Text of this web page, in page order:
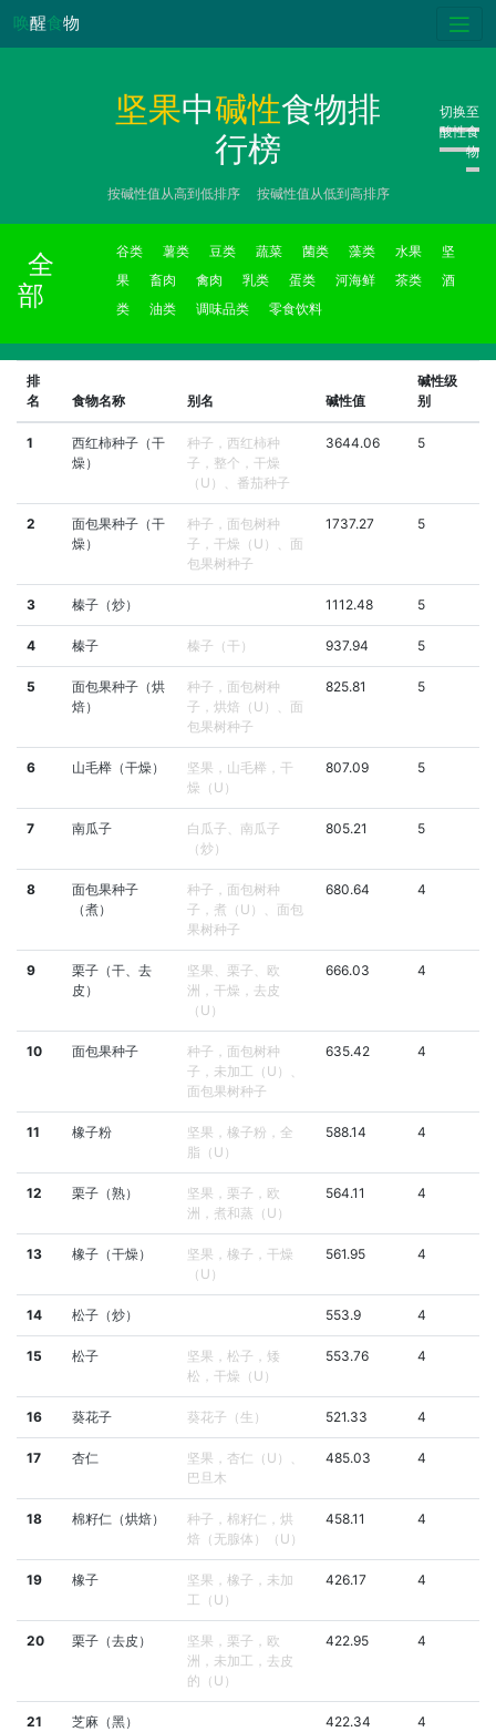
唤醒食物
坚果中碱性食物排
行榜
切换至
酸性食
物
按碱性值从高到低排序 按碱性值从低到高排序
全
部
谷类 薯类 豆类 蔬菜 菌类 藻类 水果
坚
果
畜肉 禽肉 乳类 蛋类 河海鲜 茶类
酒
类
油类 调味品类 零食饮料
排
名
食物名称 别名 碱性值
碱性级
别
1
西红柿种子（干
燥）
种子，西红柿种
子，整个，干燥
（U）、番茄种子
3644.06 5
2
面包果种子（干
燥）
种子，面包树种
子，干燥（U）、面
包果树种子
1737.27 5
3 榛子（炒） 1112.48 5
4 榛子 榛子（干） 937.94 5
5
面包果种子（烘
焙）
种子，面包树种
子，烘焙（U）、面
包果树种子
825.81 5
6 山毛榉（干燥）
坚果，山毛榉，干
燥（U）
807.09 5
7 南瓜子
白瓜子、南瓜子
（炒）
805.21 5
8
面包果种子
（煮）
种子，面包树种
子，煮（U）、面包
果树种子
680.64 4
9
栗子（干、去
皮）
坚果、栗子、欧
洲，干燥，去皮
（U）
666.03 4
10 面包果种子
种子，面包树种
子，未加工（U）、
面包果树种子
635.42 4
11 橡子粉
坚果，橡子粉，全
脂（U）
588.14 4
12 栗子（熟）
坚果，栗子，欧
洲，煮和蒸（U）
564.11 4
13 橡子（干燥）
坚果，橡子，干燥
（U）
561.95 4
14 松子（炒） 553.9 4
15 松子
坚果，松子，矮
松，干燥（U）
553.76 4
16 葵花子 葵花子（生） 521.33 4
17 杏仁
坚果，杏仁（U）、
巴旦木
485.03 4
18 棉籽仁（烘焙）
种子，棉籽仁，烘
焙（无腺体）（U）
458.11 4
19 橡子
坚果，橡子，未加
工（U）
426.17 4
20 栗子（去皮）
坚果，栗子，欧
洲，未加工，去皮
的（U）
422.95 4
21 芝麻（黑） 422.34 4